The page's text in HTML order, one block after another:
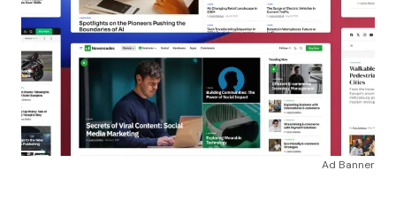
Ad Banner